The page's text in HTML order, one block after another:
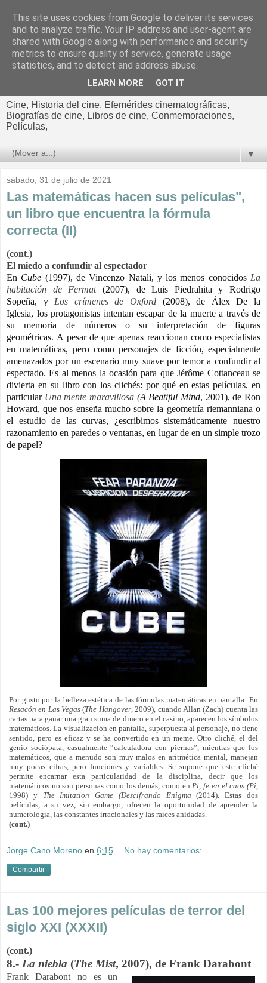
El cultural
cinematográfico de Jorge
Cine, Historia del cine, Efemérides cinematográficas,
Biografías de cine, Libros de cine, Conmemoraciones,
Películas,
▼
sábado, 31 de julio de 2021
Las matemáticas hacen sus películas",
un libro que encuentra la fórmula
correcta (II)
(cont.)
El miedo a confundir al espectador
En Cube (1997), de Vincenzo Natali, y los menos conocidos La
habitación de Fermat
(2007), de Luis Piedrahita y Rodrigo
Sopeña, y Los crímenes de Oxford
(2008), de Álex De la
Iglesia, los protagonistas intentan escapar de la muerte a través de
su memoria de números o su interpretación de figuras
geométricas. A pesar de que apenas reaccionan como especialistas
en matemáticas, pero como personajes de ficción, especialmente
amenazados por un escenario muy suave por temor a confundir al
espectado.Es al menos la ocasión para que Jérôme Cottanceau se
divierta en su libro con los clichés: por qué en estas películas, en
particular Una mente maravillosa (A Beatiful Mind, 2001), de Ron
Howard, que nos enseña mucho sobre la geometría riemanniana o
el estudio de las curvas, ¿escribimos sistemáticamente nuestro
razonamiento en paredes o ventanas, en lugar de en un simple trozo
de papel?
Por gusto por la belleza estética de las fórmulas matemáticas en pantalla: En
Resacón en Las Vegas (The Hangover, 2009), cuando Allan (Zach) cuenta las
cartas para ganar una gran suma de dinero en el casino, aparecen los símbolos
matemáticos. La visualización en pantalla, superpuesta al personaje, no tiene
sentido, pero es eficaz y se ha convertido en un meme. Otro cliché, el del
genio sociópata, casualmente “calculadora con piernas”, mientras que los
matemáticos, que a menudo son muy malos en aritmética mental, manejan
muy pocas cifras, pero funciones y variables. Se supone que este cliché
permite encarnar esta particularidad de la disciplina, decir que los
matemáticos no son personas como los demás, como enPi, fe en el caos (Pi,
1998) y
The Imitation Game (Descifrando Enigma (2014). Estas dos
películas, a su vez, sin embargo, ofrecen la oportunidad de aprender la
numerología, las constantes irracionales y las raíces anidadas.
(cont.)
Jorge Cano Moreno en 6:15 No hay comentarios:
Compartir
Las 100 mejores películas de terror del
siglo XXI (XXXII)
(cont.)
8.- La niebla (The Mist, 2007), de Frank Darabont
Frank Darabont no es un
This site uses cookies from Google to deliver its services
and to analyze traffic. Your IP address and user-agent are
shared with Google along with performance and security
metrics to ensure quality of service, generate usage
statistics, and to detect and address abuse.
LEARN MORE GOT IT